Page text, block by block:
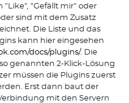
"Like", "Gefällt mir" oder
sind mit dem Zusatz
Die Liste und das
kann hier eingesehen
docs/plugins/. Die
genannten 2-Klick-Lösung
müssen die Plugins zuerst
Erst dann baut der
mit den Servern